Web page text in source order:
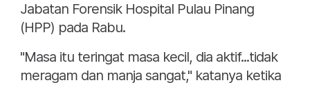
Jabatan Forensik Hospital Pulau Pinang
(HPP) pada Rabu.
"Masa itu teringat masa kecil, dia aktif...tidak
meragam dan manja sangat," katanya ketika